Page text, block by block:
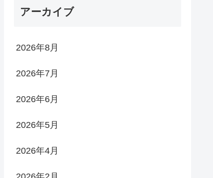
アーカイブ
2026年8月
2026年7月
2026年6月
2026年5月
2026年4月